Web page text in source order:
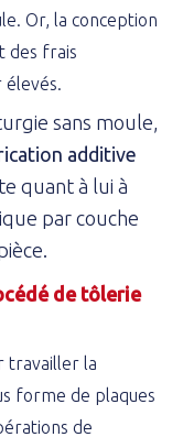
Or, la conception
des frais
élevés.
sans moule,
additive
quant à lui à
par couche
de tôlerie
travailler la
forme de plaques
de